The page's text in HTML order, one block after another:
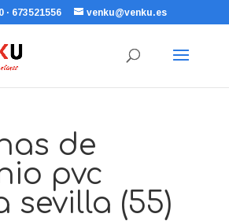
· 673521556 venku@venku.es
de
pvc
sevilla (55)